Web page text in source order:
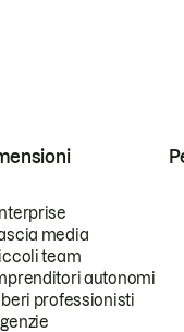
media
team
autonomi
professionisti